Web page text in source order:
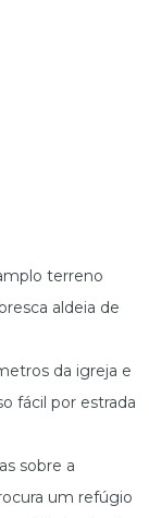
terreno
aldeia de
da igreja e
fácil por estrada
sobre a
um refúgio